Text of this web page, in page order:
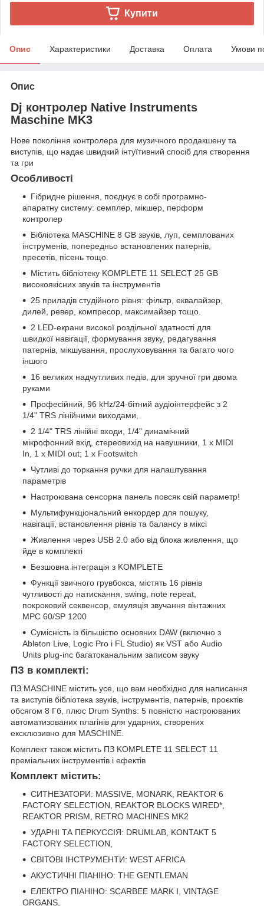
Купити
Опис Характеристики Доставка Оплата Умови
Опис
Dj контролер Native Instruments
Maschine MK3
Нове покоління контролера для музичного продакшену та
виступів, що надає швидкий інтуїтивний спосіб для створення
та гри
Особливості
Гібридне рішення, поєднує в собі програмно-
апаратну систему: семплер, мікшер, перформ
контролер
Бібліотека MASCHINE 8 GB звуків, луп, семплованих
інструменів, попередньо встановлених патернів,
пресетів, пісень тощо.
Містить бібліотеку KOMPLETE 11 SELECT 25 GB
високоякісних звуків та інструментів
25 приладів студійного рівня: фільтр, еквалайзер,
дилей, ревер, компресор, максимайзер тощо.
2 LED-екрани високої роздільної здатності для
швидкої навігації, формування звуку, редагування
патернів, мікшування, прослуховування та багато чого
іншого
16 великих надчутливих педів, для зручної гри двома
руками
Професійний, 96 kHz/24-бітний аудіоінтерфейс з 2
1/4" TRS лінійними виходами,
2 1/4" TRS лінійні входи, 1/4" динамічний
мікрофонний вхід, стереовихід на навушники, 1 x MIDI
In, 1 x MIDI out; 1 x Footswitch
Чутливі до торкання ручки для налаштування
параметрів
Настроювана сенсорна панель повсяк свій параметр!
Мультифункціональний енкордер для пошуку,
навігації, встановлення рівнів та балансу в міксі
Живлення через USB 2.0 або від блока живлення, що
йде в комплекті
Безшовна інтеграція з KOMPLETE
Функції звичного грувбокса, містять 16 рівнів
чутливості до натискання, swing, note repeat,
покроковий секвенсор, емуляція звучання вінтажних
MPC 60/SP 1200
Сумісність із більшістю основних DAW (включно з
Ableton Live, Logic Pro і FL Studio) як VST або Audio
Units plug-inс багатоканальним записом звуку
ПЗ в комплекті:
ПЗ MASCHINE містить усе, що вам необхідно для написання
та виступів бібліотека звуків, інструментів, патернів, проєктів
обсягом 8 Гб, плюс Drum Synths: 5 повністю настроюваних
автоматизованих плагінів для ударних, створених
ексклюзивно для MASCHINE.
Комплект також містить ПЗ KOMPLETE 11 SELECT 11
преміальних інструментів і ефектів
Комплект містить:
СИТНЕЗАТОРИ: MASSIVE, MONARK, REAKTOR 6
FACTORY SELECTION, REAKTOR BLOCKS WIRED*,
REAKTOR PRISM, RETRO MACHINES MK2
УДАРНІ ТА ПЕРКУССІЯ: DRUMLAB, KONTAKT 5
FACTORY SELECTION,
СВІТОВІ ІНСТРУМЕНТИ: WEST AFRICA
АКУСТИЧНІ ПІАНІНО: THE GENTLEMAN
ЕЛЕКТРО ПІАНІНО: SCARBEE MARK I, VINTAGE
ORGANS,